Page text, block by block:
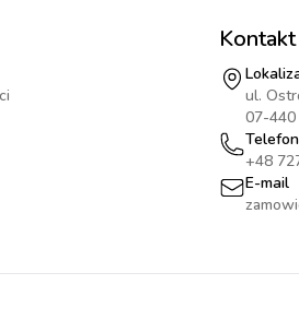
Kontakt
ul.
07-
Telefon
+48
E-mail